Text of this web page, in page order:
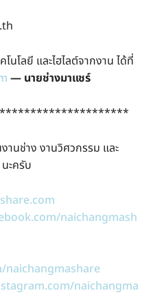
นโลยี และไฮไลต์จากงาน ได้ที่
— นายช่างมาแชร์
นช่าง งานวิศวกรรม และ
ะครับ
naichangmash
naichangma